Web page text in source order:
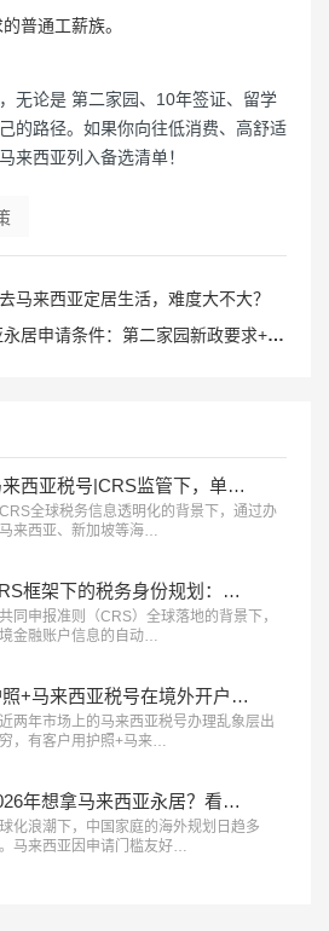
普通工薪族。
无论是 第二家园、10年签证、留学
的路径。如果你向往低消费、高舒适
来西亚列入备选清单！
马来西亚定居生活，难度大不大？
请条件：第二家园新政要求+适合人群+利弊
马来西亚税号|CRS监管下，单一海外税号无法守护海外资产
全球税务信息透明化的背景下，通过办
来西亚、新加坡等海…
CRS框架下的税务身份规划：小国护照与马来西亚税号的组合逻辑
同申报准则（CRS）全球落地的背景下，
金融账户信息的自动…
护照+马来西亚税号在境外开户真的能规避CRS吗？
两年市场上的马来西亚税号办理乱象层出
，有客户用护照+马来…
2026年想拿马来西亚永居？看这篇攻略就够了！
化浪潮下，中国家庭的海外规划日趋多
马来西亚因申请门槛友好…